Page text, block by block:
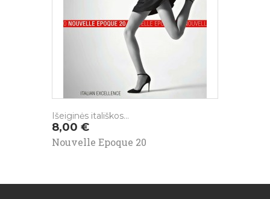
Išeiginės itališkos...
Kaina
8,00 €
Nouvelle Epoque 20